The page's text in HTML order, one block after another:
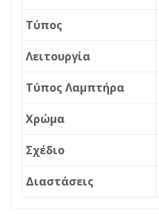
Τύπος
Λειτουργία
Τύπος Λαμπτήρα
Χρώμα
Σχέδιο
Διαστάσεις